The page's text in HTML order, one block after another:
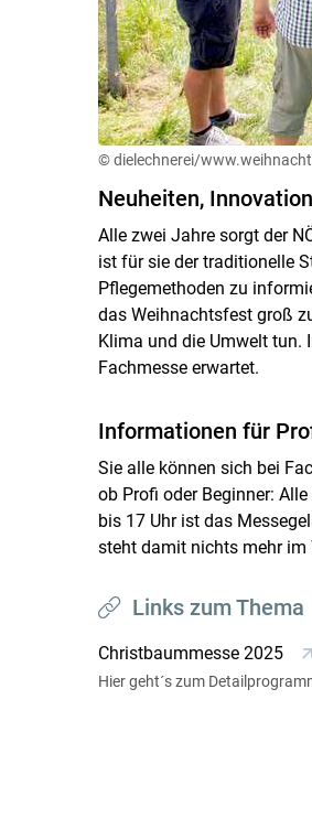
© dielechnerei/
Neuheiten,
Alle zwei Jahre sorgt der
ist für sie der traditionelle
Pflegemethoden zu
das Weihnachtsfest groß
Klima und die Umwelt tun.
Fachmesse erwartet.
Informationen für
Sie alle können sich bei
ob Profi oder Beginner:
bis 17 Uhr ist das
steht damit nichts mehr im
Links zum Thema
Christbaummesse 2025
Hier geht´s zum